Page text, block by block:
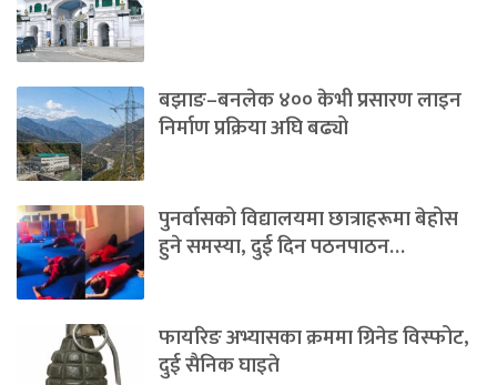
बझाङ–बनलेक ४०० केभी प्रसारण लाइन
निर्माण प्रक्रिया अघि बढ्यो
पुनर्वासको विद्यालयमा छात्राहरूमा बेहोस
हुने समस्या, दुई दिन पठनपाठन…
फायरिङ अभ्यासका क्रममा ग्रिनेड विस्फोट,
दुई सैनिक घाइते